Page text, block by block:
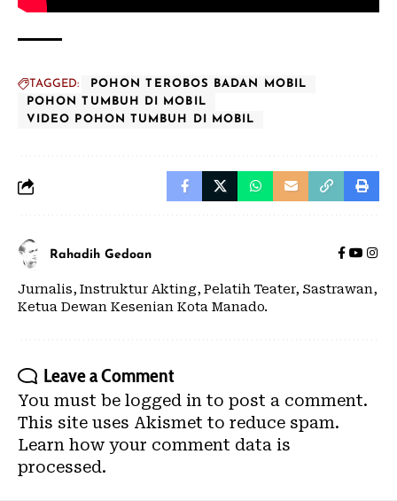
TAGGED:
POHON TEROBOS BADAN MOBIL
POHON TUMBUH DI MOBIL
VIDEO POHON TUMBUH DI MOBIL
Rahadih Gedoan
Jurnalis, Instruktur Akting, Pelatih Teater, Sastrawan,
Ketua Dewan Kesenian Kota Manado.
Leave a Comment
You must be logged in to post a comment.
This site uses Akismet to reduce spam.
Learn how your comment data is
processed.